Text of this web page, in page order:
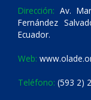
Dirección: Av.
Fernández
Ecuador.
Web:
Teléfono: (593 2)